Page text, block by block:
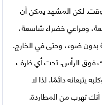
لكن المشهد يمكن أن
ومراعي خضراء شاسعة،
ضوء، وحتى في الخارج.
فوق الرأس. تحت أي ظرف
دائمًا. لذا لا
تهرب من المطاردة.